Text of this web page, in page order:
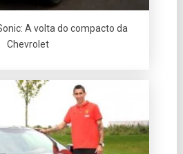
A volta do compacto da
Chevrolet